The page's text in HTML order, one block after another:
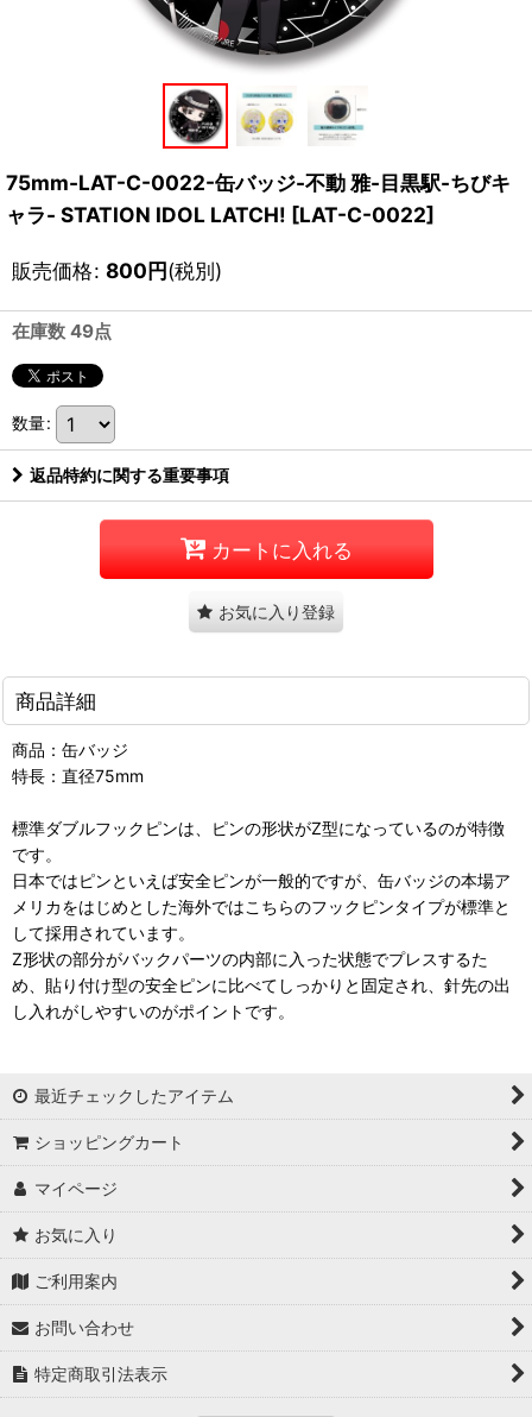
75mm-LAT-C-0022-缶バッジ-不動 雅-目黒駅-ちびキ
ャラ- STATION IDOL LATCH! [LAT-C-0022]
販売価格: 800円(税別)
在庫数 49点
数量:
返品特約に関する重要事項
カートに入れる
お気に入り登録
商品詳細
商品：缶バッジ
特長：直径75mm
標準ダブルフックピンは、ピンの形状がZ型になっているのが特徴
です。
日本ではピンといえば安全ピンが一般的ですが、缶バッジの本場ア
メリカをはじめとした海外ではこちらのフックピンタイプが標準と
して採用されています。
Z形状の部分がバックパーツの内部に入った状態でプレスするた
め、貼り付け型の安全ピンに比べてしっかりと固定され、針先の出
し入れがしやすいのがポイントです。
最近チェックしたアイテム
ショッピングカート
マイページ
お気に入り
ご利用案内
お問い合わせ
特定商取引法表示